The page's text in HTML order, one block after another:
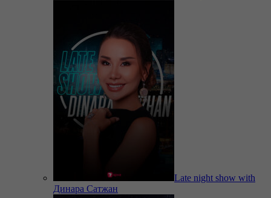
Late night show with
Динара Сатжан